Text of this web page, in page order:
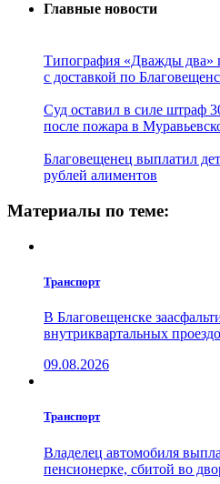
Главные новости
Типография «Дважды два»
с доставкой по
Суд оставил в силе штраф
после пожара в
Благовещенец выплатил
рублей алиментов
Материалы по теме:
Транспорт
В Благовещенске
внутриквартальных
09.08.2026
Транспорт
Владелец автомобиля
пенсионерке, сбитой во